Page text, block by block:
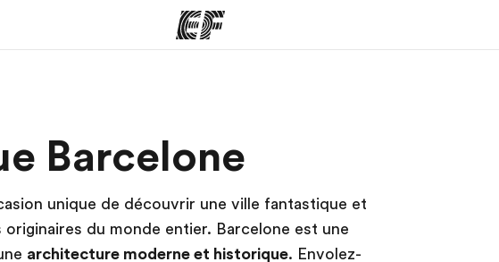
Trouver un bureau
Barcelone
unique de découvrir une ville fantastique et
du monde entier. Barcelone est une
architecture moderne et historique. Envolez-